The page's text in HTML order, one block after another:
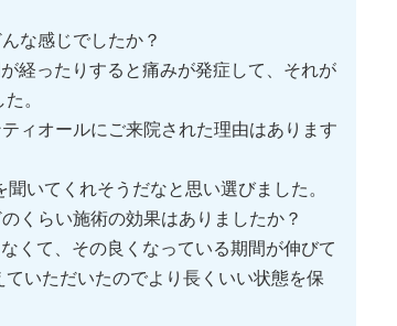
な感じでしたか？
経ったりすると痛みが発症して、それが
。
ィオールにご来院された理由はあります
いてくれそうだなと思い選びました。
くらい施術の効果はありましたか？
くて、その良くなっている期間が伸びて
いただいたのでより長くいい状態を保